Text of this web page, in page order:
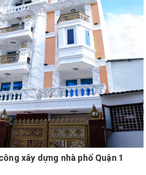
xây dựng nhà phố Quận 1